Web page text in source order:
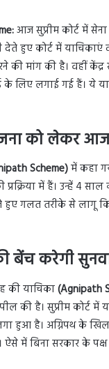
आज सुप्रीम कोर्ट में
देते हुए कोर्ट में
की मांग की है। वहीं
के लिए लगाई गई हैं। ये
को लेकर आज
Scheme)में कहा
प्रक्रिया में हैं। उन्हें 4
गलत तरीके से लागू किए
बेंच करेगी
की याचिका(Agnipath
की है। सुप्रीम कोर्ट
हुआ है। अग्निपथ के
ऐसे में बिना सरकार के